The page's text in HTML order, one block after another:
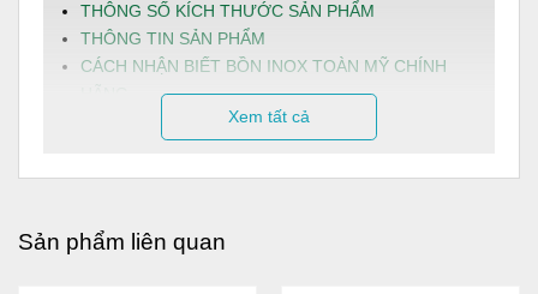
THÔNG SỐ KÍCH THƯỚC SẢN PHẨM
THÔNG TIN SẢN PHẨM
CÁCH NHẬN BIẾT BỒN INOX TOÀN MỸ CHÍNH
HƯỚNG DẪN LẮP ĐẶT
HƯỚNG DẪN BẢO TRÌ
Xem tất cả
Sản phẩm liên quan